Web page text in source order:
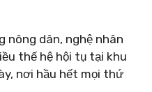
nông dân, nghệ nhân
thế hệ hội tụ tại khu
nơi hầu hết mọi thứ